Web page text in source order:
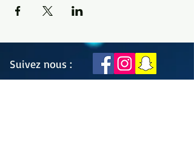
Suivez nous :